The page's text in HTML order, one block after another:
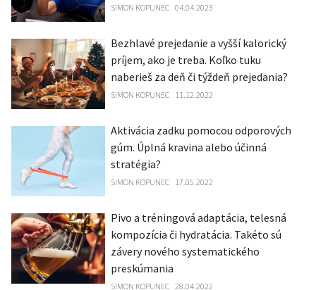
SIMON KOPUNEC 04.04.2023
Bezhlavé prejedanie a vyšší kalorický
príjem, ako je treba. Koľko tuku
naberieš za deň či týždeň prejedania?
SIMON KOPUNEC 11.12.2022
Aktivácia zadku pomocou odporových
gúm. Úplná kravina alebo účinná
stratégia?
SIMON KOPUNEC 17.05.2022
Pivo a tréningová adaptácia, telesná
kompozícia či hydratácia. Takéto sú
závery nového systematického
preskúmania
SIMON KOPUNEC 28.04.2022